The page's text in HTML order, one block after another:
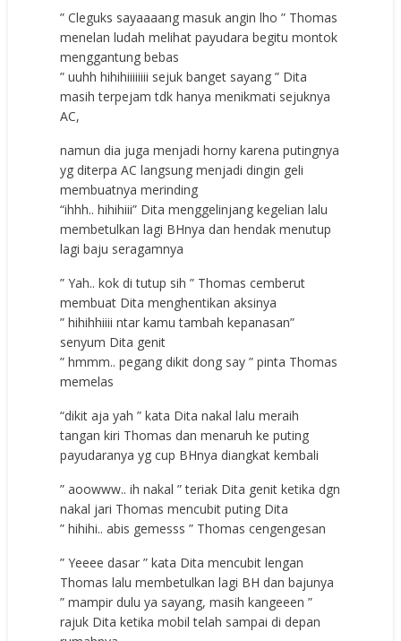
” Cleguks sayaaaang masuk angin lho ” Thomas
menelan ludah melihat payudara begitu montok
menggantung bebas
” uuhh hihihiiiiiiii sejuk banget sayang ” Dita
masih terpejam tdk hanya menikmati sejuknya
AC,
namun dia juga menjadi horny karena putingnya
yg diterpa AC langsung menjadi dingin geli
membuatnya merinding
“ihhh.. hihihiii” Dita menggelinjang kegelian lalu
membetulkan lagi BHnya dan hendak menutup
lagi baju seragamnya
” Yah.. kok di tutup sih ” Thomas cemberut
membuat Dita menghentikan aksinya
” hihihhiiii ntar kamu tambah kepanasan”
senyum Dita genit
” hmmm.. pegang dikit dong say ” pinta Thomas
memelas
“dikit aja yah ” kata Dita nakal lalu meraih
tangan kiri Thomas dan menaruh ke puting
payudaranya yg cup BHnya diangkat kembali
” aoowww.. ih nakal ” teriak Dita genit ketika dgn
nakal jari Thomas mencubit puting Dita
” hihihi.. abis gemesss ” Thomas cengengesan
” Yeeee dasar ” kata Dita mencubit lengan
Thomas lalu membetulkan lagi BH dan bajunya
” mampir dulu ya sayang, masih kangeeen ”
rajuk Dita ketika mobil telah sampai di depan